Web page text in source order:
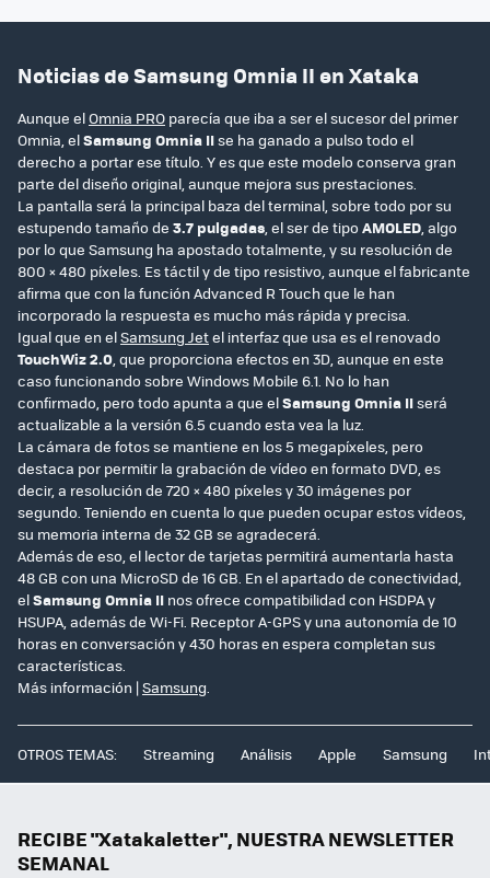
Noticias de Samsung Omnia II en Xataka
Aunque elOmnia PRO parecía que iba a ser el sucesor del primer
Omnia, elSamsung Omnia IIse ha ganado a pulso todo el
derecho a portar ese título. Y es que este modelo conserva gran
parte del diseño original, aunque mejora sus prestaciones.
La pantalla será la principal baza del terminal, sobre todo por su
estupendo tamaño de 3.7 pulgadas , el ser de tipo AMOLED , algo
por lo que Samsung ha apostado totalmente, y su resolución de
800 × 480 píxeles. Es táctil y de tipo resistivo, aunque el fabricante
afirma que con la función Advanced R Touch que le han
incorporado la respuesta es mucho más rápida y precisa.
Igual que en elSamsung Jetel interfaz que usa es el renovado
TouchWiz 2.0 , que proporciona efectos en 3D, aunque en este
caso funcionando sobre Windows Mobile 6.1. No lo han
confirmado, pero todo apunta a que elSamsung Omnia IIserá
actualizable a la versión 6.5 cuando esta vea la luz.
La cámara de fotos se mantiene en los 5 megapíxeles, pero
destaca por permitir la grabación de vídeo en formato DVD, es
decir, a resolución de 720 × 480 píxeles y 30 imágenes por
segundo. Teniendo en cuenta lo que pueden ocupar estos vídeos,
su memoria interna de 32 GB se agradecerá.
Además de eso, el lector de tarjetas permitirá aumentarla hasta
48 GB con una MicroSD de 16 GB. En el apartado de conectividad,
elSamsung Omnia II nos ofrece compatibilidad con HSDPA y
HSUPA, además de Wi-Fi. Receptor A-GPS y una autonomía de 10
horas en conversación y 430 horas en espera completan sus
características.
Más información |Samsung
OTROS TEMAS: Streaming Análisis Apple Samsung
RECIBE "Xatakaletter", NUESTRA NEWSLETTER
SEMANAL